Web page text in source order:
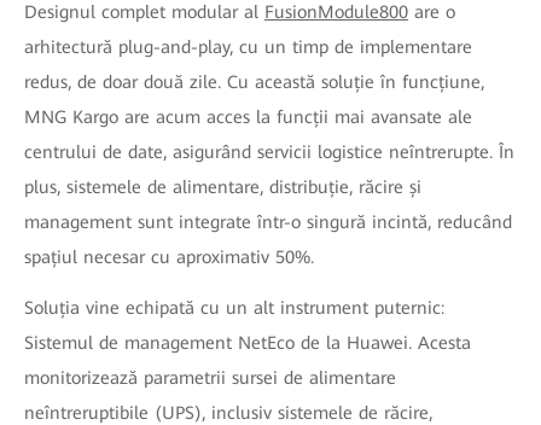
Designul complet modular al FusionModule800 are o
arhitectură plug-and-play, cu un timp de implementare
redus, de doar două zile. Cu această soluție în funcțiune,
MNG Kargo are acum acces la funcții mai avansate ale
centrului de date, asigurând servicii logistice neîntrerupte. În
plus, sistemele de alimentare, distribuție, răcire și
management sunt integrate într-o singură incintă, reducând
spațiul necesar cu aproximativ 50%.
Soluția vine echipată cu un alt instrument puternic:
Sistemul de management NetEco de la Huawei. Acesta
monitorizează parametrii sursei de alimentare
neîntreruptibile (UPS), inclusiv sistemele de răcire,